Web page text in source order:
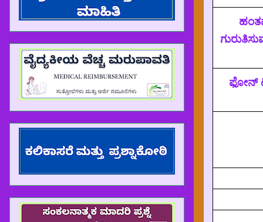
ಫೋನ್
ವೈಯಕ್ತಿಕ ಲಾಗಿನ್ ಮೂಲಕ ಪರಿಶೀಲನೆ ಮಾಡಲು HRMS ಅಲ್ಲಿ